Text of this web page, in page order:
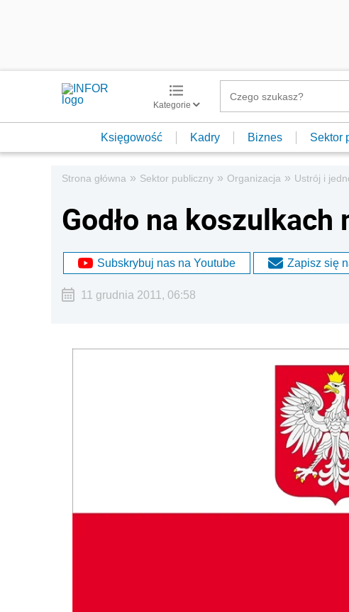
Kategorie
Księgowość Kadry Biznes Sektor
Strona główna » Sektor publiczny » Organizacja » Ustrój i
Godło na
Subskrybuj nas na Youtube Zapisz się
11 grudnia 2011, 06:58